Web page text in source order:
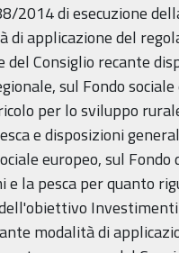
2014 di esecuzione
di applicazione del
Consiglio recante
sul Fondo
per lo sviluppo
e disposizioni
europeo, sul Fondo
la pesca per quanto
modalità di